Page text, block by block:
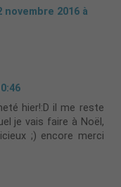
novembre 2016 à
hier!:D il me reste
je vais faire à Noël,
;) encore merci